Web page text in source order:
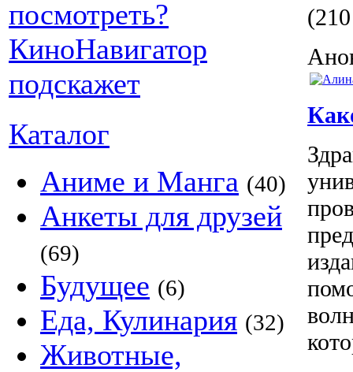
Каталог
Аниме и Манга (40)
Анкеты для друзей
(69)
Будущее (6)
Еда, Кулинария (32)
Животные,